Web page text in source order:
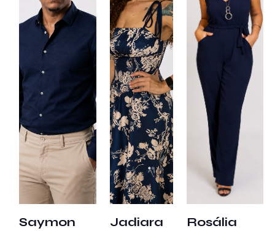
Saymon Jadiara Rosália